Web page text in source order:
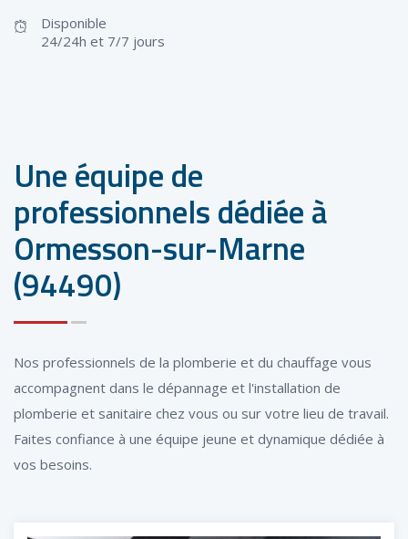
Disponible
24/24h et 7/7 jours
Une équipe de
professionnels dédiée à
Ormesson-sur-Marne
(94490)
Nos professionnels de la plomberie et du chauffage vous
accompagnent dans le dépannage et l'installation de
plomberie et sanitaire chez vous ou sur votre lieu de travail.
Faites confiance à une équipe jeune et dynamique dédiée à
vos besoins.